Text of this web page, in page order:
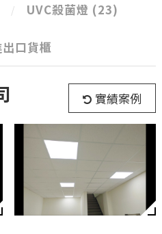
UVC殺菌燈 (23)
口貨櫃
實績案例